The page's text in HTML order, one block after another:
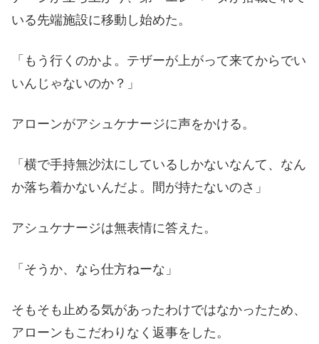
いる先端施設に移動し始めた。
「もう行くのかよ。テザーが上がって来てからでい
いんじゃないのか？」
アローンがアシュケナージに声をかける。
「横で手持無沙汰にしているしかないなんて、なん
か落ち着かないんだよ。間が持たないのさ」
アシュケナージは無表情に答えた。
「そうか、なら仕方ねーな」
そもそも止める気があったわけではなかったため、
アローンもこだわりなく返事をした。